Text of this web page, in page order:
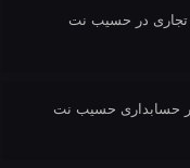
تجاری در حسیب نت
حسابداری حسیب نت